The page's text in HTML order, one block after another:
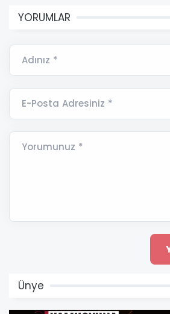
YORUMLAR
Adınız *
E-Posta Adresiniz *
Yorumunuz *
Ünye